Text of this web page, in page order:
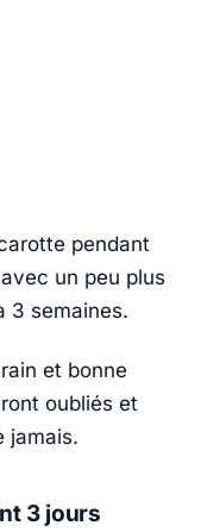
pendant
un peu plus
3 semaines.
et bonne
oubliés et
jamais.
3 jours